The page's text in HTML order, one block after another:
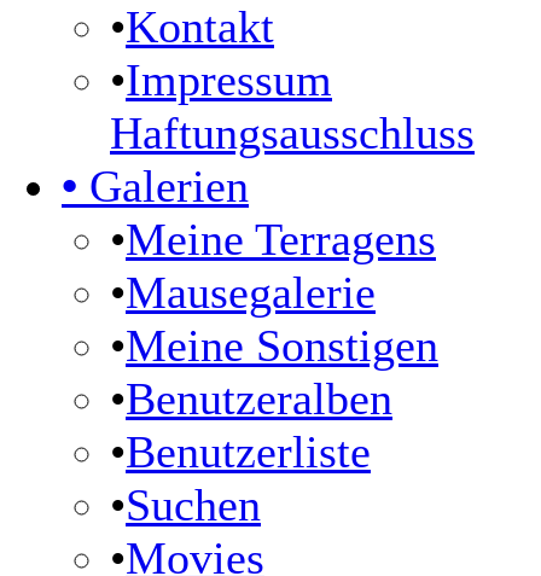
•Kontakt
•Impressum
Haftungsausschluss
• Galerien
•Meine Terragens
•Mausegalerie
•Meine Sonstigen
•Benutzeralben
•Benutzerliste
•Suchen
•Movies